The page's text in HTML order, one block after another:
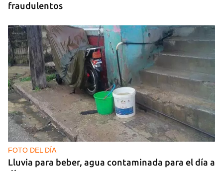
fraudulentos
FOTO DEL DÍA
Lluvia para beber, agua contaminada para el día a